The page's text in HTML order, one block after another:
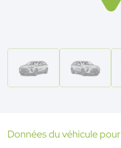
Données du véhicule pour